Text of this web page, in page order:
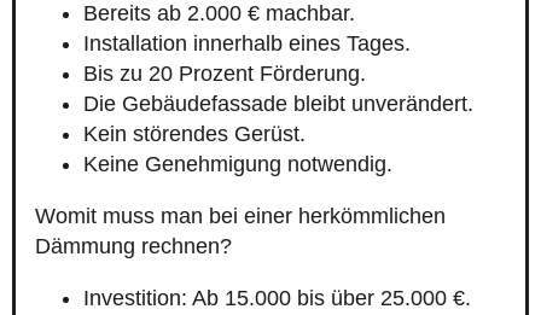
Bereits ab 2.000 € machbar.
Installation innerhalb eines Tages.
Bis zu 20 Prozent Förderung.
Die Gebäudefassade bleibt unverändert.
Kein störendes Gerüst.
Keine Genehmigung notwendig.
Womit muss man bei einer herkömmlichen
Dämmung rechnen?
Investition: Ab 15.000 bis über 25.000 €.